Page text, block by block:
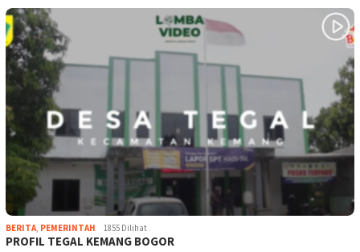
BERITA, PEMERINTAH 1855 Dilihat
PROFIL TEGAL KEMANG BOGOR